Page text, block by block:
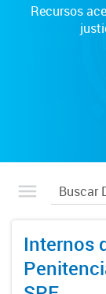
Recursos
Internos